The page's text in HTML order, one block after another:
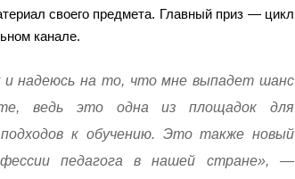
своего предмета. Главный приз — цикл
канале.
и надеюсь на то, что мне выпадет шанс
ведь это одна из площадок для
к обучению. Это также новый
педагога в нашей стране», —